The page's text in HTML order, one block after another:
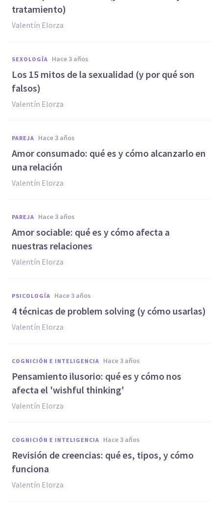
tratamiento)
Valentín Elorza
SEXOLOGÍA hace 3 años
Los 15 mitos de la sexualidad (y por qué son
falsos)
Valentín Elorza
PAREJA hace 3 años
Amor consumado: qué es y cómo alcanzarlo en
una relación
Valentín Elorza
PAREJA hace 3 años
Amor sociable: qué es y cómo afecta a
nuestras relaciones
Valentín Elorza
PSICOLOGÍA hace 3 años
4 técnicas de problem solving (y cómo usarlas)
Valentín Elorza
COGNICIÓN E INTELIGENCIA hace 3 años
Pensamiento ilusorio: qué es y cómo nos
afecta el 'wishful thinking'
Valentín Elorza
COGNICIÓN E INTELIGENCIA hace 3 años
Revisión de creencias: qué es, tipos, y cómo
funciona
Valentín Elorza